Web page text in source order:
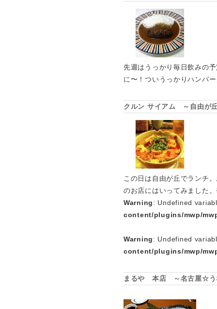
先週はうっかり毎日飲みの
に〜！ついうっかりハンバ
クルン サイアム ～自由が
この日は自由が丘でランチ
のお店にはいってみました
Warning: Undefined
content/plugins/mwp/
Warning: Undefined
content/plugins/mwp/
まるや 本店 ～名古屋☆う